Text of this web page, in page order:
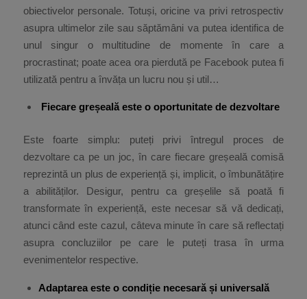
obiectivelor personale. Totuși, oricine va privi retrospectiv
asupra ultimelor zile sau săptămâni va putea identifica de
unul singur o multitudine de momente în care a
procrastinat; poate acea ora pierdută pe Facebook putea fi
utilizată pentru a învăța un lucru nou și util…
Fiecare greșeală este o oportunitate de dezvoltare
Este foarte simplu: puteți privi întregul proces de
dezvoltare ca pe un joc, în care fiecare greșeală comisă
reprezintă un plus de experiență și, implicit, o îmbunătățire
a abilităților. Desigur, pentru ca greșelile să poată fi
transformate în experiență, este necesar să vă dedicați,
atunci când este cazul, câteva minute în care să reflectați
asupra concluziilor pe care le puteți trasa în urma
evenimentelor respective.
Adaptarea este o condiție necesară și universală